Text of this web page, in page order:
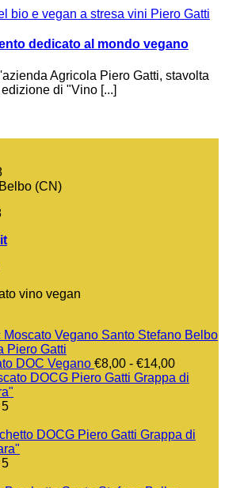
dedicato al mondo vegano
Agricola Piero Gatti, stavolta
di "Vino [...]
(CN)
DOC Vegano €8,00 - €14,00Fascia
di
a
Grappa di
Grappa di